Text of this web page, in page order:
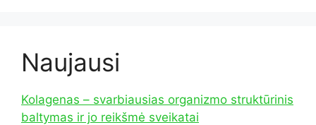
Naujausi
Kolagenas – svarbiausias organizmo struktūrinis
baltymas ir jo reikšmė sveikatai